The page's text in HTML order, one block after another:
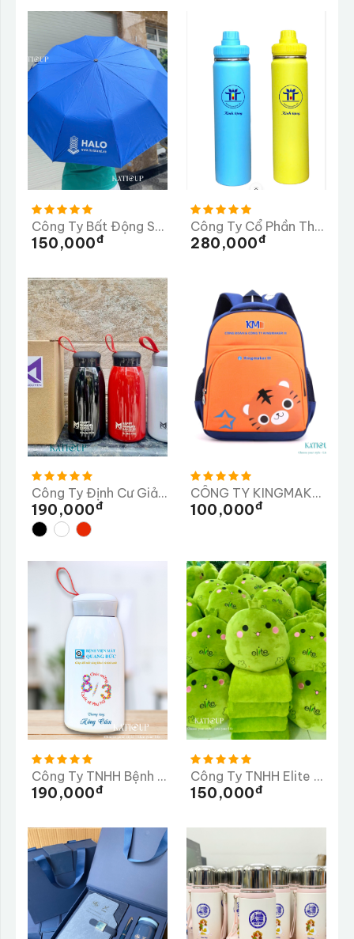
Công Ty Bất Động Sản HALO - Dù In
150,000Đ
Công Ty Cổ Phần Thương Mại Dược Phẩm Tiến Thịnh
280,000Đ
Công Ty Định Cư Giải Pháp Nhân Lực MINH NGUYÊN
190,000Đ
CÔNG TY KINGMAKER III (VIỆT NAM) GIÀY
100,000Đ
Công Ty TNHH Bệnh Viện Mắt Quang Đức
190,000Đ
Công Ty TNHH Elite Long Thành
150,000Đ